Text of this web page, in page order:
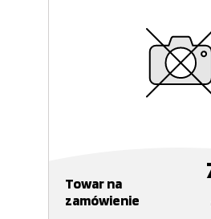
Towar na
zamówienie